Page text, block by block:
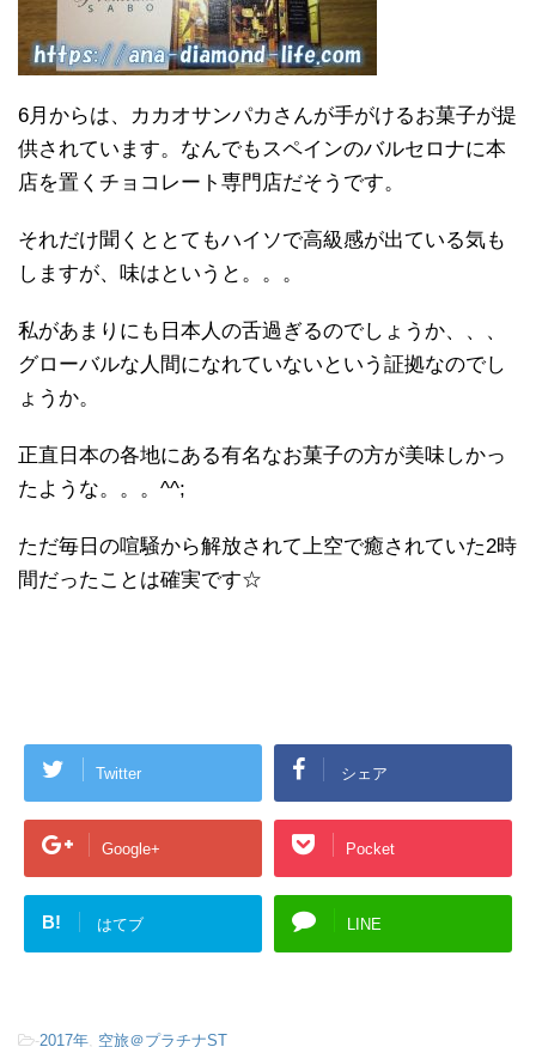
6月からは、カカオサンパカさんが手がけるお菓子が提
供されています。なんでもスペインのバルセロナに本
店を置くチョコレート専門店だそうです。
それだけ聞くととてもハイソで高級感が出ている気も
しますが、味はというと。。。
私があまりにも日本人の舌過ぎるのでしょうか、、、
グローバルな人間になれていないという証拠なのでし
ょうか。
正直日本の各地にある有名なお菓子の方が美味しかっ
たような。。。^^;
ただ毎日の喧騒から解放されて上空で癒されていた2時
間だったことは確実です☆
Twitter シェア
Google+ Pocket
B! はてブ LINE
-2017年, 空旅＠プラチナST